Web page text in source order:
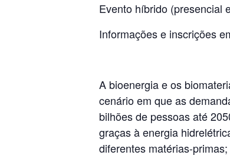
Evento híbrido (presencial
Informações e inscrições
A bioenergia e os
cenário em que as
bilhões de pessoas até
graças à energia
diferentes matérias-